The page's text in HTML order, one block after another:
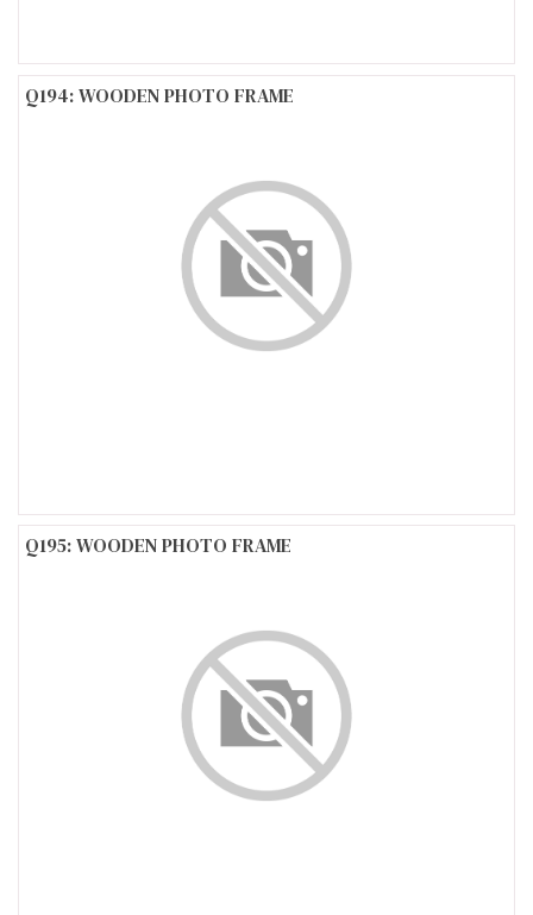
Q194: WOODEN PHOTO FRAME
Q195: WOODEN PHOTO FRAME